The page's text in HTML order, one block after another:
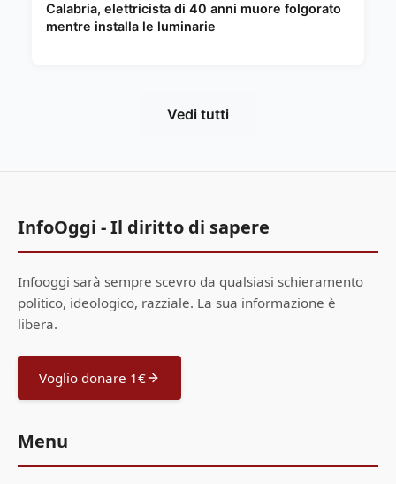
Calabria, elettricista di 40 anni muore folgorato
mentre installa le luminarie
Vedi tutti
InfoOggi - Il diritto di sapere
Infooggi sarà sempre scevro da qualsiasi schieramento
politico, ideologico, razziale. La sua informazione è
libera.
Voglio donare 1€
Menu